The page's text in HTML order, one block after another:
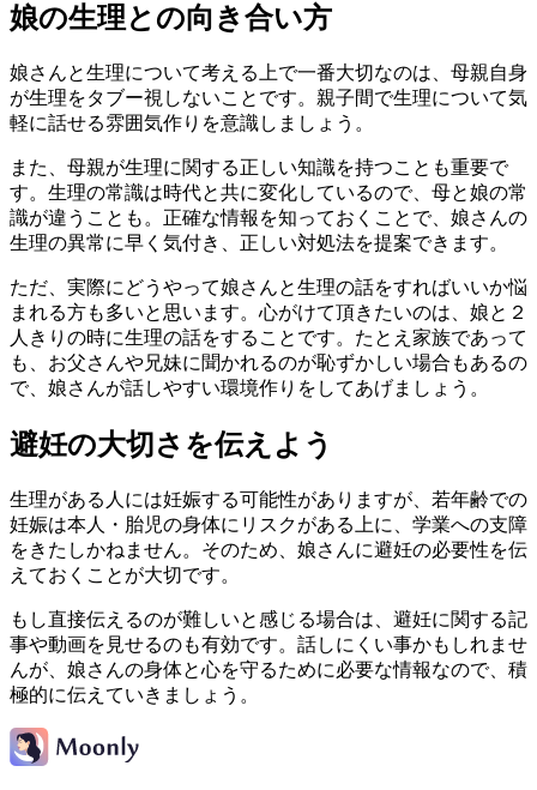
娘の生理との向き合い方
娘さんと生理について考える上で一番大切なのは、母親自身
が生理をタブー視しないことです。親子間で生理について気
軽に話せる雰囲気作りを意識しましょう。
また、母親が生理に関する正しい知識を持つことも重要で
す。生理の常識は時代と共に変化しているので、母と娘の常
識が違うことも。正確な情報を知っておくことで、娘さんの
生理の異常に早く気付き、正しい対処法を提案できます。
ただ、実際にどうやって娘さんと生理の話をすればいいか悩
まれる方も多いと思います。心がけて頂きたいのは、娘と２
人きりの時に生理の話をすることです。たとえ家族であって
も、お父さんや兄妹に聞かれるのが恥ずかしい場合もあるの
で、娘さんが話しやすい環境作りをしてあげましょう。
避妊の大切さを伝えよう
生理がある人には妊娠する可能性がありますが、若年齢での
妊娠は本人・胎児の身体にリスクがある上に、学業への支障
をきたしかねません。そのため、娘さんに避妊の必要性を伝
えておくことが大切です。
もし直接伝えるのが難しいと感じる場合は、避妊に関する記
事や動画を見せるのも有効です。話しにくい事かもしれませ
んが、娘さんの身体と心を守るために必要な情報なので、積
極的に伝えていきましょう。